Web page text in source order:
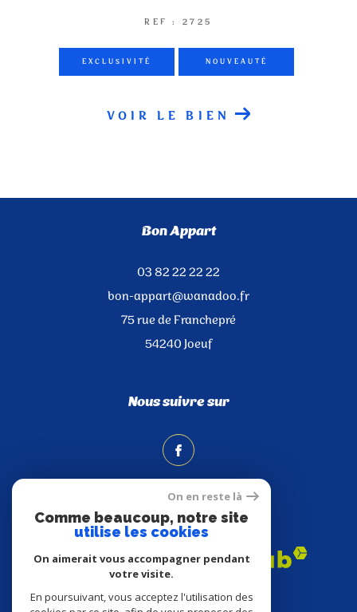
REF : 2725
EXCLUSIVITÉ NOUVEAUTÉ
VOIR LE BIEN
Bon Appart
03 82 22 22 22
bon-appart@wanadoo.fr
75 rue de Franchepré
54240 Joeuf
Nous suivre sur
Adhérents
On en reste là
Comme beaucoup, notre site
utilise les cookies
On aimerait vous accompagner pendant
votre visite.
En poursuivant, vous acceptez l'utilisation des